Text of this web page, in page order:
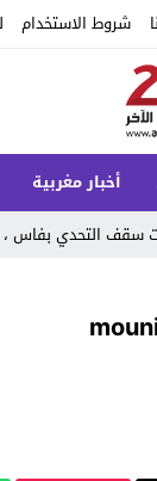
شروط الاستخدام
أخبار مغربية
سقف التحدي بفاس